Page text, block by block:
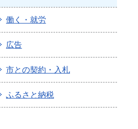
働く・就労
広告
市との契約・入札
ふるさと納税